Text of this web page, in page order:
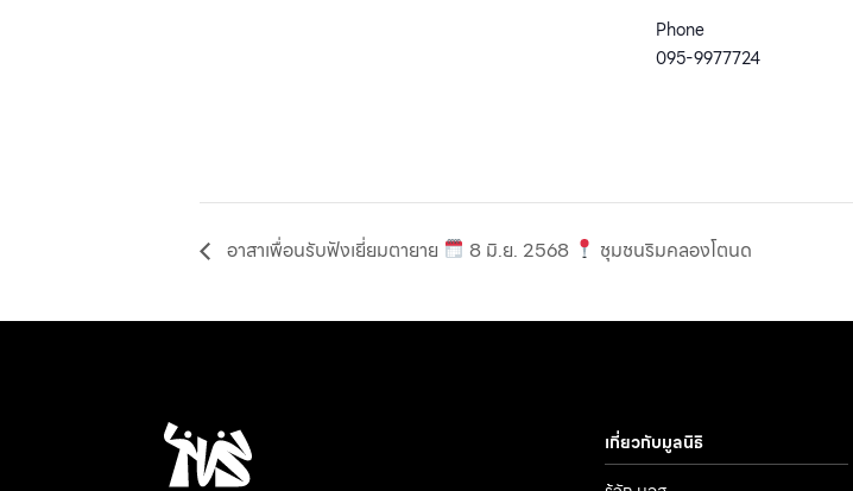
Phone
095-9977724
อาสาเพื่อนรับฟังเยี่ยมตายาย 8 มิ.ย. 2568 ชุมชนริมคลองโตนด
เกี่ยวกับมูลนิธิ